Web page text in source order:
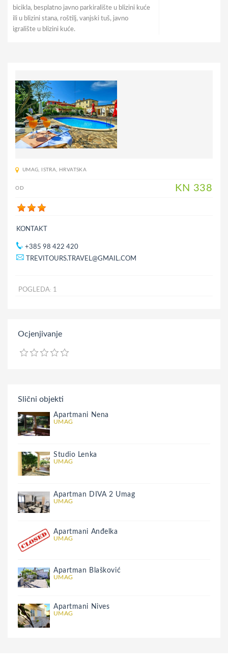
bicikla, besplatno javno parkiralište u blizini kuće
ili u blizini stana, roštilj, vanjski tuš, javno
igralište u blizini kuće.
UMAG ISTRA HRVATSKA
OD KN 338
KONTAKT
+385 98 422 420
TREVITOURS.TRAVEL@GMAIL.COM
POGLEDA : 1
Ocjenjivanje
Slični objekti
Apartmani Nena
UMAG
Studio Lenka
UMAG
Apartman DIVA 2 Umag
UMAG
Apartmani Anđelka
UMAG
Apartman Blašković
UMAG
Apartmani Nives
UMAG